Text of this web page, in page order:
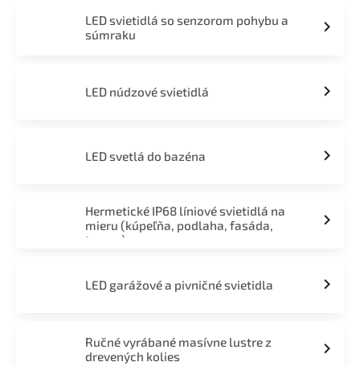
LED svietidlá so senzorom pohybu a
súmraku
LED núdzové svietidlá
LED svetlá do bazéna
Hermetické IP68 líniové svietidlá na
mieru (kúpeľňa, podlaha, fasáda,
terasa)
LED garážové a pivničné svietidla
Ručné vyrábané masívne lustre z
drevených kolies